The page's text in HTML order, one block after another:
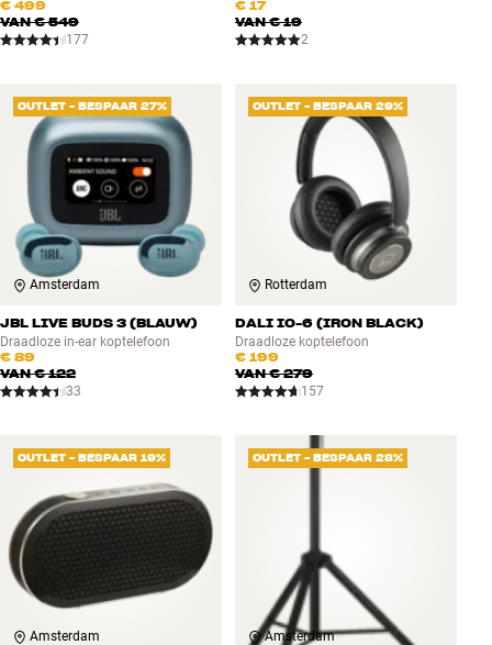
€ 499
VAN€ 549
177
€ 17
VAN€ 19
2
OUTLET - BESPAAR 27%
Amsterdam
JBL LIVE BUDS 3 (BLAUW)
Draadloze in-ear koptelefoon
€ 89
VAN€ 122
33
OUTLET - BESPAAR 29%
Rotterdam
DALI IO-6 (IRON BLACK)
Draadloze koptelefoon
€ 199
VAN€ 279
157
OUTLET - BESPAAR 19%
Amsterdam
OUTLET - BESPAAR 28%
Amsterdam